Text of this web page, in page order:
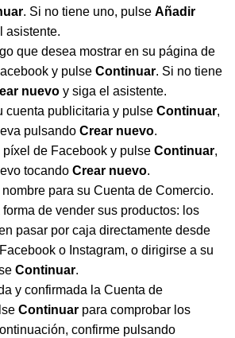
. Si no tiene uno, pulse Añadir
asistente.
que desea mostrar en su página de
y pulse Continuar. Si no tiene
nuevo y siga el asistente.
cuenta publicitaria y pulse Continuar,
pulsando Crear nuevo.
de Facebook y pulse Continuar,
tocando Crear nuevo.
nombre para su Cuenta de Comercio.
de vender sus productos: los
pasar por caja directamente desde
o Instagram, o dirigirse a su
Continuar.
y confirmada la Cuenta de
Continuar para comprobar los
confirme pulsando